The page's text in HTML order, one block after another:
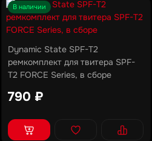
В наличии
Dynamic State SPF-T2
ремкомплект для твитера SPF-
T2 FORCE Series, в сборе
790 ₽